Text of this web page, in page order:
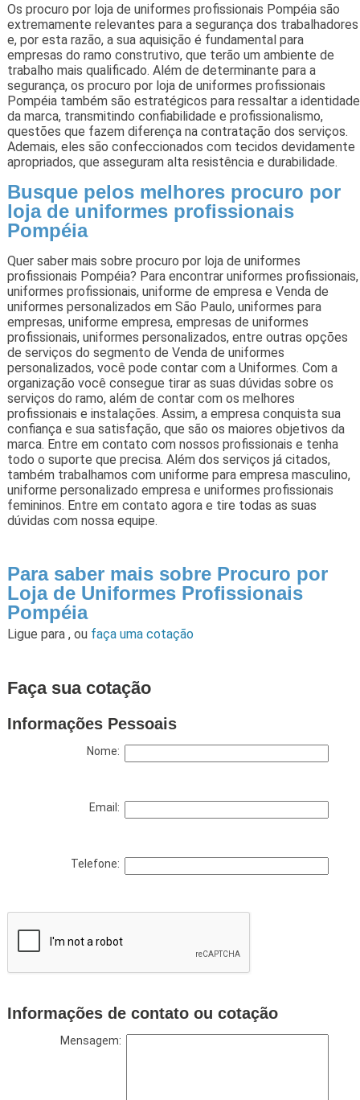
Os procuro por loja de uniformes profissionais Pompéia são
extremamente relevantes para a segurança dos trabalhadores
e, por esta razão, a sua aquisição é fundamental para
empresas do ramo construtivo, que terão um ambiente de
trabalho mais qualificado. Além de determinante para a
segurança, os procuro por loja de uniformes profissionais
Pompéia também são estratégicos para ressaltar a identidade
da marca, transmitindo confiabilidade e profissionalismo,
questões que fazem diferença na contratação dos serviços.
Ademais, eles são confeccionados com tecidos devidamente
apropriados, que asseguram alta resistência e durabilidade.
Busque pelos melhores procuro por
loja de uniformes profissionais
Pompéia
Quer saber mais sobre procuro por loja de uniformes
profissionais Pompéia? Para encontrar uniformes profissionais,
uniformes profissionais, uniforme de empresa e Venda de
uniformes personalizados em São Paulo, uniformes para
empresas, uniforme empresa, empresas de uniformes
profissionais, uniformes personalizados, entre outras opções
de serviços do segmento de Venda de uniformes
personalizados, você pode contar com a Uniformes. Com a
organização você consegue tirar as suas dúvidas sobre os
serviços do ramo, além de contar com os melhores
profissionais e instalações. Assim, a empresa conquista sua
confiança e sua satisfação, que são os maiores objetivos da
marca. Entre em contato com nossos profissionais e tenha
todo o suporte que precisa. Além dos serviços já citados,
também trabalhamos com uniforme para empresa masculino,
uniforme personalizado empresa e uniformes profissionais
femininos. Entre em contato agora e tire todas as suas
dúvidas com nossa equipe.
Para saber mais sobre Procuro por
Loja de Uniformes Profissionais
Pompéia
Ligue para , ou faça uma cotação
Faça sua cotação
Informações Pessoais
Nome:
Email:
Telefone:
Informações de contato ou cotação
Mensagem: